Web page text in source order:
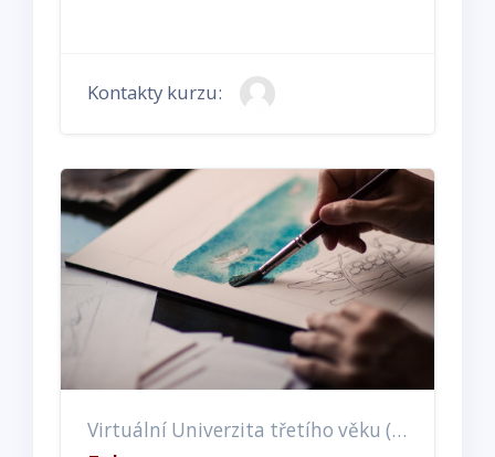
Kontakty kurzu:
Virtuální Univerzita třetího věku (EX, ET, EE)